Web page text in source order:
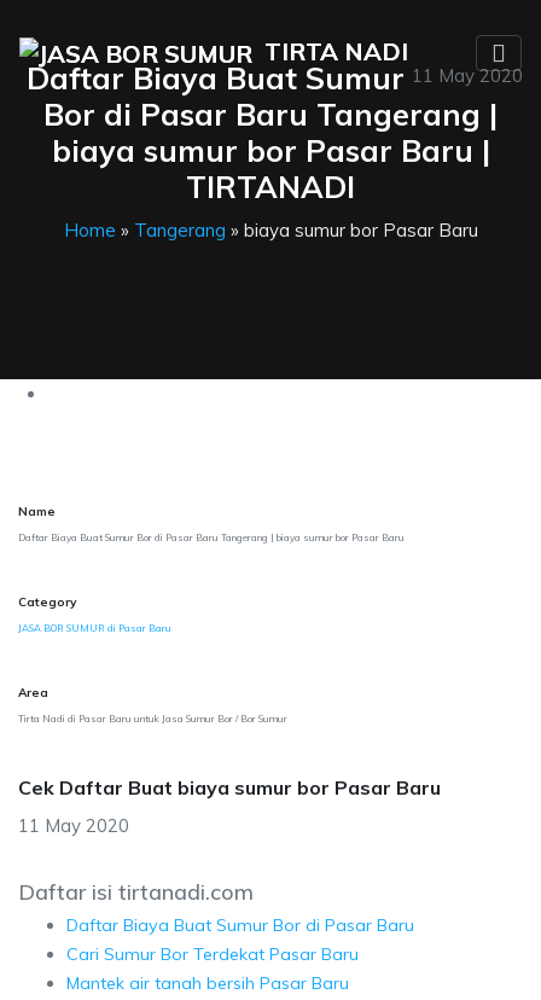
TIRTA NADI
11 May 2020
Daftar Biaya Buat Sumur
Bor di Pasar Baru Tangerang |
biaya sumur bor Pasar Baru |
TIRTANADI
Home » Tangerang » biaya sumur bor Pasar Baru
Name
Daftar Biaya Buat Sumur Bor di Pasar Baru Tangerang | biaya sumur bor Pasar Baru
Category
JASA BOR SUMUR di Pasar Baru
Area
Tirta Nadi di Pasar Baru untuk Jasa Sumur Bor / Bor Sumur
Cek Daftar Buat biaya sumur bor Pasar Baru
11 May 2020
Daftar isi tirtanadi.com
Daftar Biaya Buat Sumur Bor di Pasar Baru
Cari Sumur Bor Terdekat Pasar Baru
Mantek air tanah bersih Pasar Baru
TIRTA NADI